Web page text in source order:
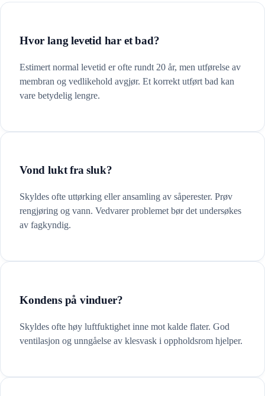
Hvor lang levetid har et bad?
Estimert normal levetid er ofte rundt 20 år, men utførelse av
membran og vedlikehold avgjør. Et korrekt utført bad kan
vare betydelig lengre.
Vond lukt fra sluk?
Skyldes ofte uttørking eller ansamling av såperester. Prøv
rengjøring og vann. Vedvarer problemet bør det undersøkes
av fagkyndig.
Kondens på vinduer?
Skyldes ofte høy luftfuktighet inne mot kalde flater. God
ventilasjon og unngåelse av klesvask i oppholdsrom hjelper.